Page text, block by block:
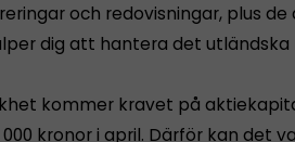
och redovisningar, plus de
dig att hantera det
kommer kravet på
000 kronor i april. Därför kan det